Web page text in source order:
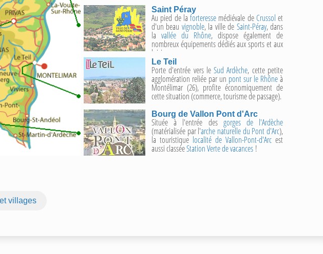
Saint Péray
Au pied de la forteresse médiévale de Crussol et
d'un beau vignoble, la ville de Saint-Péray, dans
la vallée du Rhône, dispose également de
nombreux équipements dédiés aux sports et aux
loisirs.
Le Teil
Porte d'entrée vers leSud Ardèche, cette petite
agglomération reliée par un pont sur le Rhôneà
Montélimar (26), profite économiquement de
cette situation (commerce, tourisme de passage).
Bourg de Vallon Pont d'Arc
Située à l'entrée des gorges de l'Ardèche
(matérialisée par l'arche naturelle du Pont d'Arc),
la touristique localité de Vallon-Pont-d'Arc est
aussi classéeStation Verte de vacances !
villages